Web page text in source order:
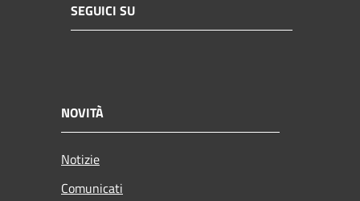
SEGUICI SU
NOVITÀ
Notizie
Comunicati